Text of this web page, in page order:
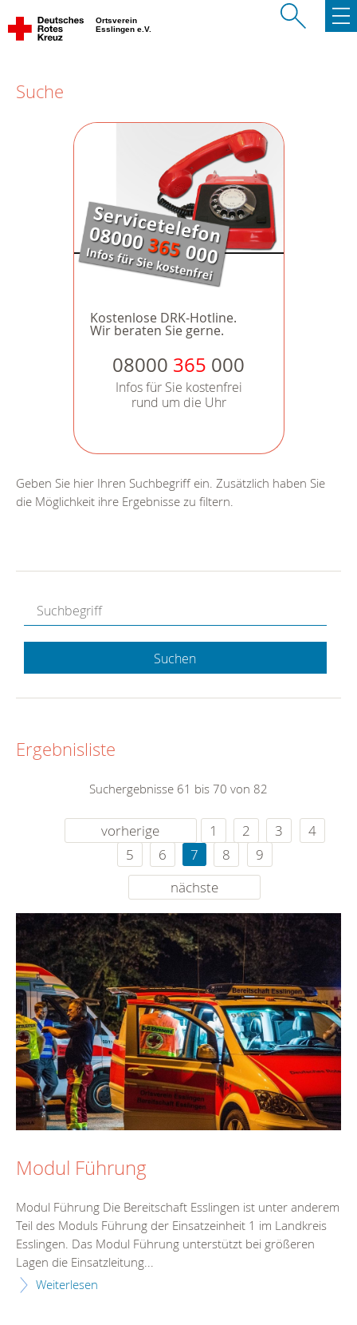
Ortsverein
Esslingen e.V.
Suche
Kostenlose DRK-Hotline.
Wir beraten Sie gerne.
08000 365 000
Infos für Sie kostenfrei
rund um die Uhr
Geben Sie hier Ihren Suchbegriff ein. Zusätzlich haben Sie
die Möglichkeit ihre Ergebnisse zu filtern.
Suchen
Ergebnisliste
Suchergebnisse 61 bis 70 von 82
vorherige 1 2 3
4
5
6 7 8
9
nächste
Modul Führung
Modul Führung Die Bereitschaft Esslingen ist unter anderem
Teil des Moduls Führung der Einsatzeinheit 1 im Landkreis
Esslingen. Das Modul Führung unterstützt bei größeren
Lagen die Einsatzleitung...
Weiterlesen